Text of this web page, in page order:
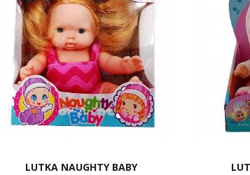
LUTKA NAUGHTY BABY